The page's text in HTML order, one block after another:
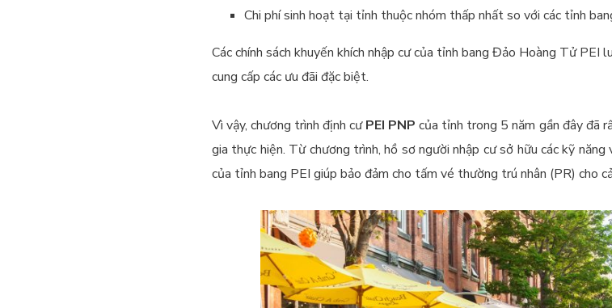
Chi phí sinh hoạt tại tỉnh thuộc nhóm thấp nhất so với các tỉnh
Các chính sách khuyến khích nhập cư của tỉnh bang Đảo Hoàng Tử PEI
cung cấp các ưu đãi đặc biệt.
Vì vậy, chương trình định cưPEI PNP của tỉnh trong 5 năm gần đây đã
gia thực hiện. Từ chương trình, hồ sơ người nhập cư sở hữu các kỹ
của tỉnh bang PEI giúp bảo đảm cho tấm vé thường trú nhân (PR) cho